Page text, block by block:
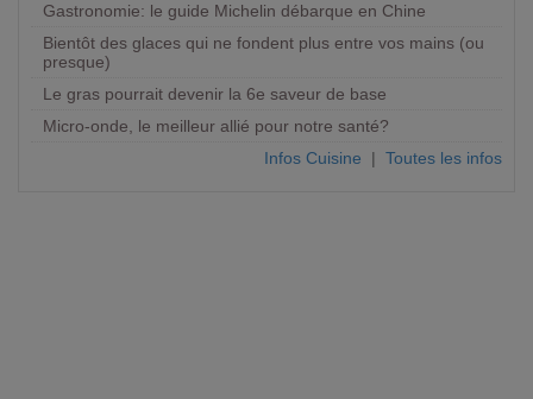
Gastronomie: le guide Michelin débarque en Chine
Bientôt des glaces qui ne fondent plus entre vos mains (ou
presque)
Le gras pourrait devenir la 6e saveur de base
Micro-onde, le meilleur allié pour notre santé?
Infos Cuisine | Toutes les infos